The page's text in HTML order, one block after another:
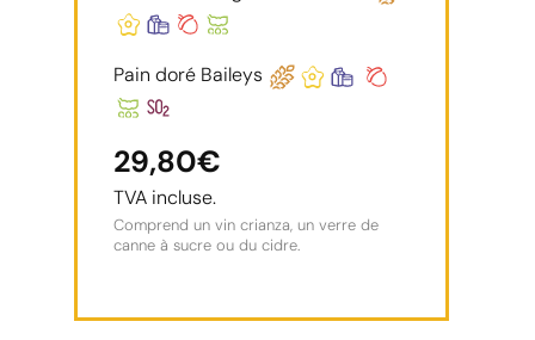
Pain doré Baileys
29,80€
TVA incluse.
Comprend un vin crianza, un verre de
canne à sucre ou du cidre.